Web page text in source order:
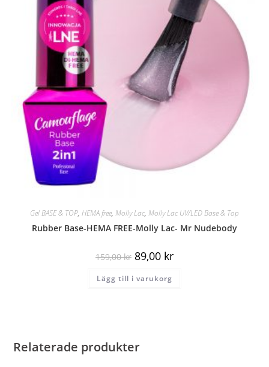
Gel BASE & TOP, HEMA free, Molly Lac, Molly Lac UV/LED Base & Top
Rubber Base-HEMA FREE-Molly Lac- Mr Nudebody
159,00kr 89,00 kr
Lägg till i varukorg
Relaterade produkter